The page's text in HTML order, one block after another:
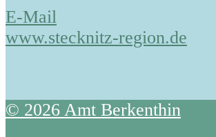
E-Mail
www.stecknitz-region.de
© 2026 Amt Berkenthin